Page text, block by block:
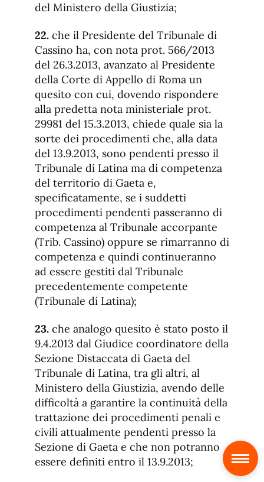
del Ministero della Giustizia;
22. che il Presidente del Tribunale di
Cassino ha, con nota prot. 566/2013
del 26.3.2013, avanzato al Presidente
della Corte di Appello di Roma un
quesito con cui, dovendo rispondere
alla predetta nota ministeriale prot.
29981 del 15.3.2013, chiede quale sia la
sorte dei procedimenti che, alla data
del 13.9.2013, sono pendenti presso il
Tribunale di Latina ma di competenza
del territorio di Gaeta e,
specificatamente, se i suddetti
procedimenti pendenti passeranno di
competenza al Tribunale accorpante
(Trib. Cassino) oppure se rimarranno di
competenza e quindi continueranno
ad essere gestiti dal Tribunale
precedentemente competente
(Tribunale di Latina);
23. che analogo quesito è stato posto il
9.4.2013 dal Giudice coordinatore della
Sezione Distaccata di Gaeta del
Tribunale di Latina, tra gli altri, al
Ministero della Giustizia, avendo delle
difficoltà a garantire la continuità della
trattazione dei procedimenti penali e
civili attualmente pendenti presso la
Sezione di Gaeta e che non potranno
essere definiti entro il 13.9.2013;